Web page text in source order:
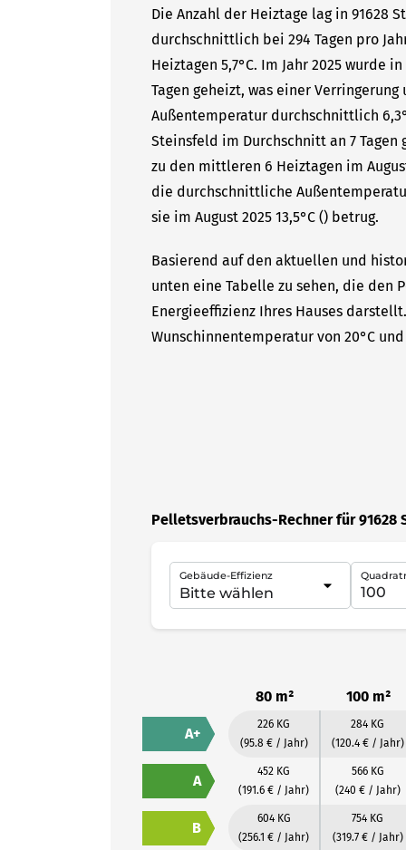
Die Anzahl der Heiztage lag in 91628
durchschnittlich bei 294 Tagen pro
Heiztagen 5,7°C. Im Jahr 2025 wurde
Tagen geheizt, was einer
Außentemperatur durchschnittlich
Steinsfeld im Durchschnitt an 7 Tagen
zu den mittleren 6 Heiztagen im
die durchschnittliche
sie im August 2025 13,5°C () betrug.
Basierend auf den aktuellen und
unten eine Tabelle zu sehen, die den
Energieeffizienz Ihres Hauses
Wunschinnentemperatur von 20°C
Pelletsverbrauchs-Rechner für 91628
Gebäude-Effizienz
80 m² 100 m²
A+
226 KG
(95.8 € / Jahr)
284 KG
(120.4 € / Jahr)
A
452 KG
(191.6 € / Jahr)
566 KG
(240 € / Jahr)
B
604 KG
(256.1 € / Jahr)
754 KG
(319.7 € / Jahr)